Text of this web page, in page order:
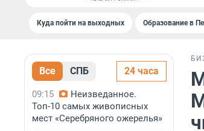
Куда пойти на выходных Образование в
Все СПБ 24 часа
09:15
Неизведанное.
Топ-10 самых живописных
мест «Серебряного ожерелья»